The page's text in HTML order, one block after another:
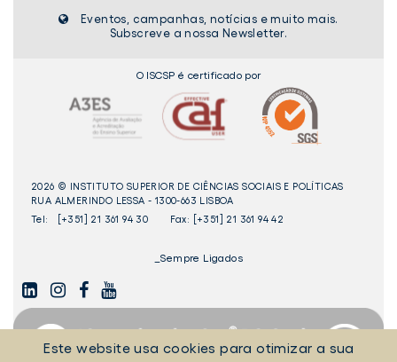
Eventos, campanhas, notícias e muito mais.
Subscreve a nossa Newsletter.
O ISCSP é certificado por
2026 © INSTITUTO SUPERIOR DE CIÊNCIAS SOCIAIS E POLÍTICAS
RUA ALMERINDO LESSA - 1300-663 LISBOA
Tel:
[+351] 21 361 94 30 Fax: [+351] 21 361 94 42
_Sempre Ligados
Este website usa cookies para otimizar a sua